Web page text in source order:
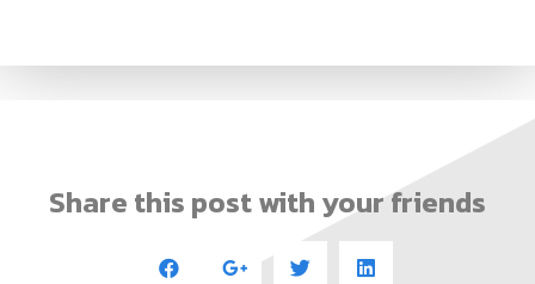
Share this post with your friends